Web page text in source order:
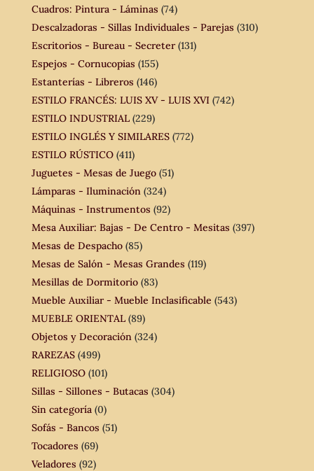
Cuadros: Pintura - Láminas (74)
Descalzadoras - Sillas Individuales - Parejas (310)
Escritorios - Bureau - Secreter (131)
Espejos - Cornucopias (155)
Estanterías - Libreros (146)
ESTILO FRANCÉS: LUIS XV - LUIS XVI (742)
ESTILO INDUSTRIAL (229)
ESTILO INGLÉS Y SIMILARES (772)
ESTILO RÚSTICO (411)
Juguetes - Mesas de Juego (51)
Lámparas - Iluminación (324)
Máquinas - Instrumentos (92)
Mesa Auxiliar: Bajas - De Centro - Mesitas (397)
Mesas de Despacho (85)
Mesas de Salón - Mesas Grandes (119)
Mesillas de Dormitorio (83)
Mueble Auxiliar - Mueble Inclasificable (543)
MUEBLE ORIENTAL (89)
Objetos y Decoración (324)
RAREZAS (499)
RELIGIOSO (101)
Sillas - Sillones - Butacas (304)
Sin categoría (0)
Sofás - Bancos (51)
Tocadores (69)
Veladores (92)